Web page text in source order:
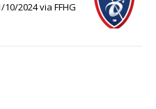
10/2024 via FFHG